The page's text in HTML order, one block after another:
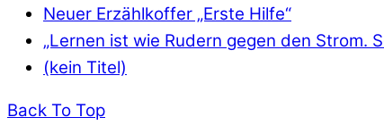
Neuer Erzählkoffer „Erste Hilfe“
„Lernen ist wie Rudern gegen den Strom.
(kein Titel)
Back To Top